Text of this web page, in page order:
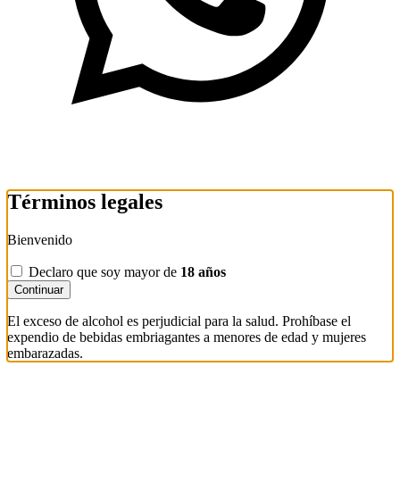
Términos legales
Bienvenido
Declaro que soy mayor de 18 años
Continuar
El exceso de alcohol es perjudicial para la salud. Prohíbase el
expendio de bebidas embriagantes a menores de edad y mujeres
embarazadas.